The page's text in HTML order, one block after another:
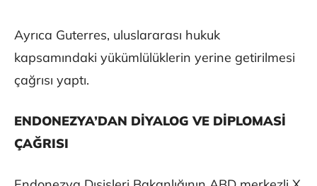
Ayrıca Guterres, uluslararası hukuk
kapsamındaki yükümlülüklerin yerine getirilmesi
çağrısı yaptı.
ENDONEZYA’DAN DİYALOG VE DİPLOMASİ
ÇAĞRISI